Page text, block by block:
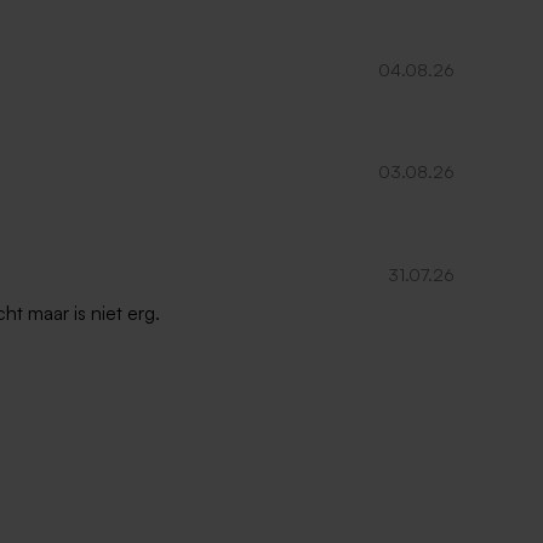
04.08.26
03.08.26
31.07.26
maar is niet erg.